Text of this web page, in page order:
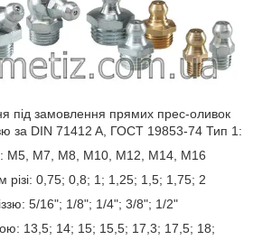
під замовлення прямих прес-оливок
за DIN 71412 A, ГОСТ 19853-74 Тип 1:
М5, М7, М8, М10, М12, М14, М16
різі: 0,75; 0,8; 1; 1,25; 1,5; 1,75; 2
5/16"; 1/8"; 1/4"; 3/8"; 1/2"
13,5; 14; 15; 15,5; 17,3; 17,5; 18;